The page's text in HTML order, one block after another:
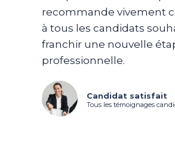
recommande vivement
à tous les candidats
franchir une nouvelle
professionnelle.
Candidat satisfait
Tous les témoignages